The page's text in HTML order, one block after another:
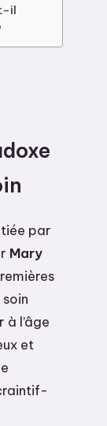
il
par
Mary
à l’âge
et